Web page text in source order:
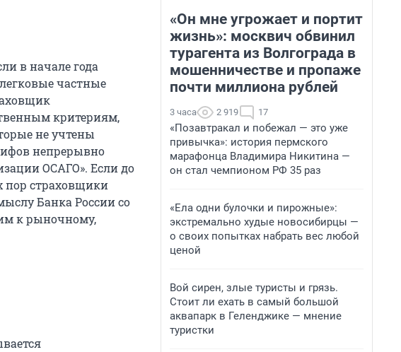
в начале года
частные
критериям,
не учтены
непрерывно
ОСАГО». Если до
пор страховщики
Банка России со
к рыночному,
«Он мне угрожает и портит
жизнь»: москвич обвинил
турагента из Волгограда в
мошенничестве и пропаже
почти миллиона рублей
3 часа 2 919 17
«Позавтракал и побежал — это уже
привычка»: история пермского
марафонца Владимира Никитина —
он стал чемпионом РФ 35 раз
«Ела одни булочки и пирожные»:
экстремально худые новосибирцы —
о своих попытках набрать вес любой
ценой
Вой сирен, злые туристы и грязь.
Стоит ли ехать в самый большой
аквапарк в Геленджике — мнение
туристки